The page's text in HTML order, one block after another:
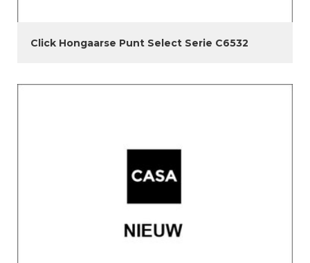
Click Hongaarse Punt Select Serie C6532